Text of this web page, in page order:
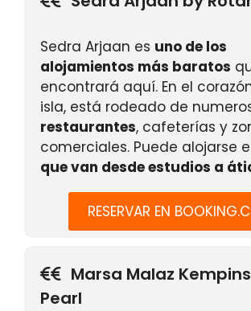
Sedra Arjaan es uno de los
alojamientos más baratos
encontrará aquí. En el
isla, está rodeado de
restaurantes, cafeterías y
comerciales. Puede alojarse
que van desde estudios a
RESERVAR EN
Marsa Malaz
Pearl